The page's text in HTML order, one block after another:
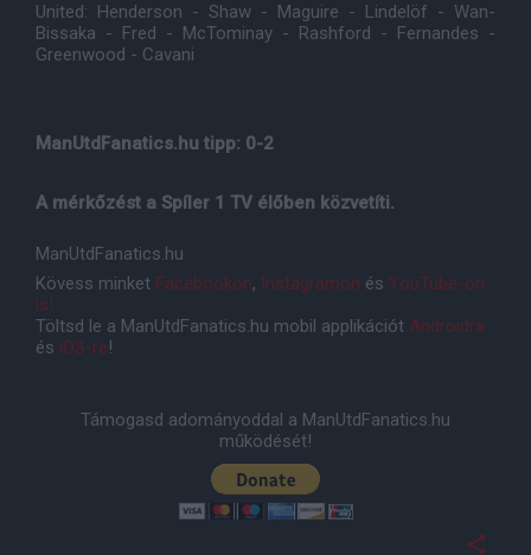
United: Henderson - Shaw - Maguire - Lindelöf - Wan-
Bissaka - Fred - McTominay - Rashford - Fernandes -
Greenwood - Cavani
ManUtdFanatics.hu tipp: 0-2
A mérkőzést a Spíler 1 TV élőben közvetíti.
ManUtdFanatics.hu
Kövess minket Facebookon, Instagramon és YouTube-on
is!
Töltsd le a ManUtdFanatics.hu mobil applikációt Androidra
és iOS-re!
Támogasd adományoddal a ManUtdFanatics.hu
működését!